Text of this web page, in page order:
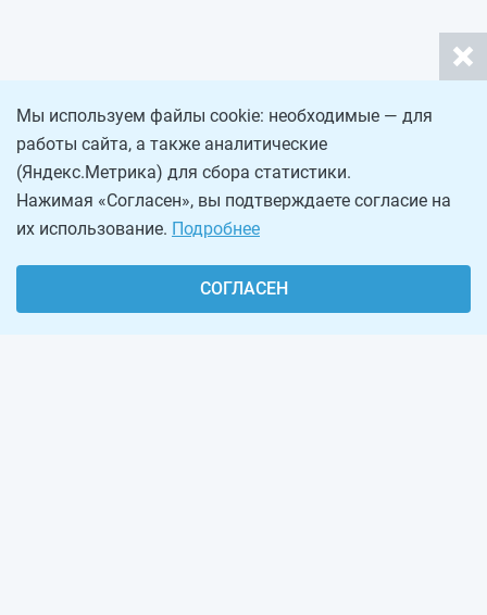
Мы используем файлы cookie: необходимые — для
работы сайта, а также аналитические
(Яндекс.Метрика) для сбора статистики.
Нажимая «Согласен», вы подтверждаете согласие на
их использование. Подробнее
СОГЛАСЕН